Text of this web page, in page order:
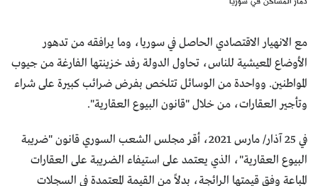
مع الانهيار الاقتصادي الحاصل في سوريا، وما يرافقه من تدهور
الأوضاع المعيشية للناس، تحاول الدولة رفد خزينتها الفارغة من جيوب
المواطنين. وواحدة من الوسائل تتلخص بفرض ضرائب كبيرة على شراء
وتأجير العقارات، من خلال "قانون البيوع العقارية".
في 25 آذار/ مارس 2021، أقر مجلس الشعب السوري قانون "ضريبة
البيوع العقارية"، الذي يعتمد على استيفاء الضريبة على العقارات
المباعة وفق قيمتها الرائجة، بدلاً من القيمة المعتمدة في السجلات